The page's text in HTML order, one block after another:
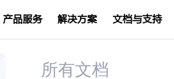
产品服务 解决方案 文档与支持
所有文档